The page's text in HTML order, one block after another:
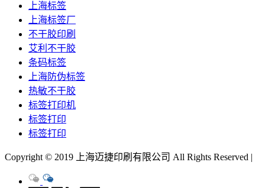
上海标签
上海标签厂
不干胶印刷
艾利不干胶
条码标签
上海防伪标签
热敏不干胶
标签打印机
标签打印
标签打印
Copyright © 2019 上海迈捷印刷有限公司 All Rights Reserved |